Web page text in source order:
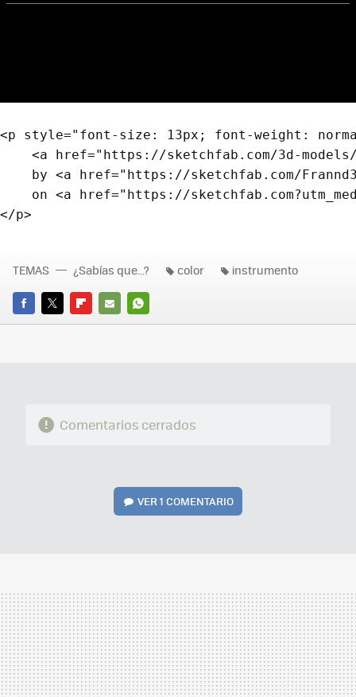
<p style="font-size: 13px; font-weight:
<a href="https://sketchfab.com/3d-
by <a href="https://sketchfab.com/
on <a href="https://
FACEBOOK
TWITTERFLIPBOARD
E-
WHATSAPP
TEMAS ¿Sabías que...? color instrumento
Comentarios cerrados
VER1 COMENTARIO